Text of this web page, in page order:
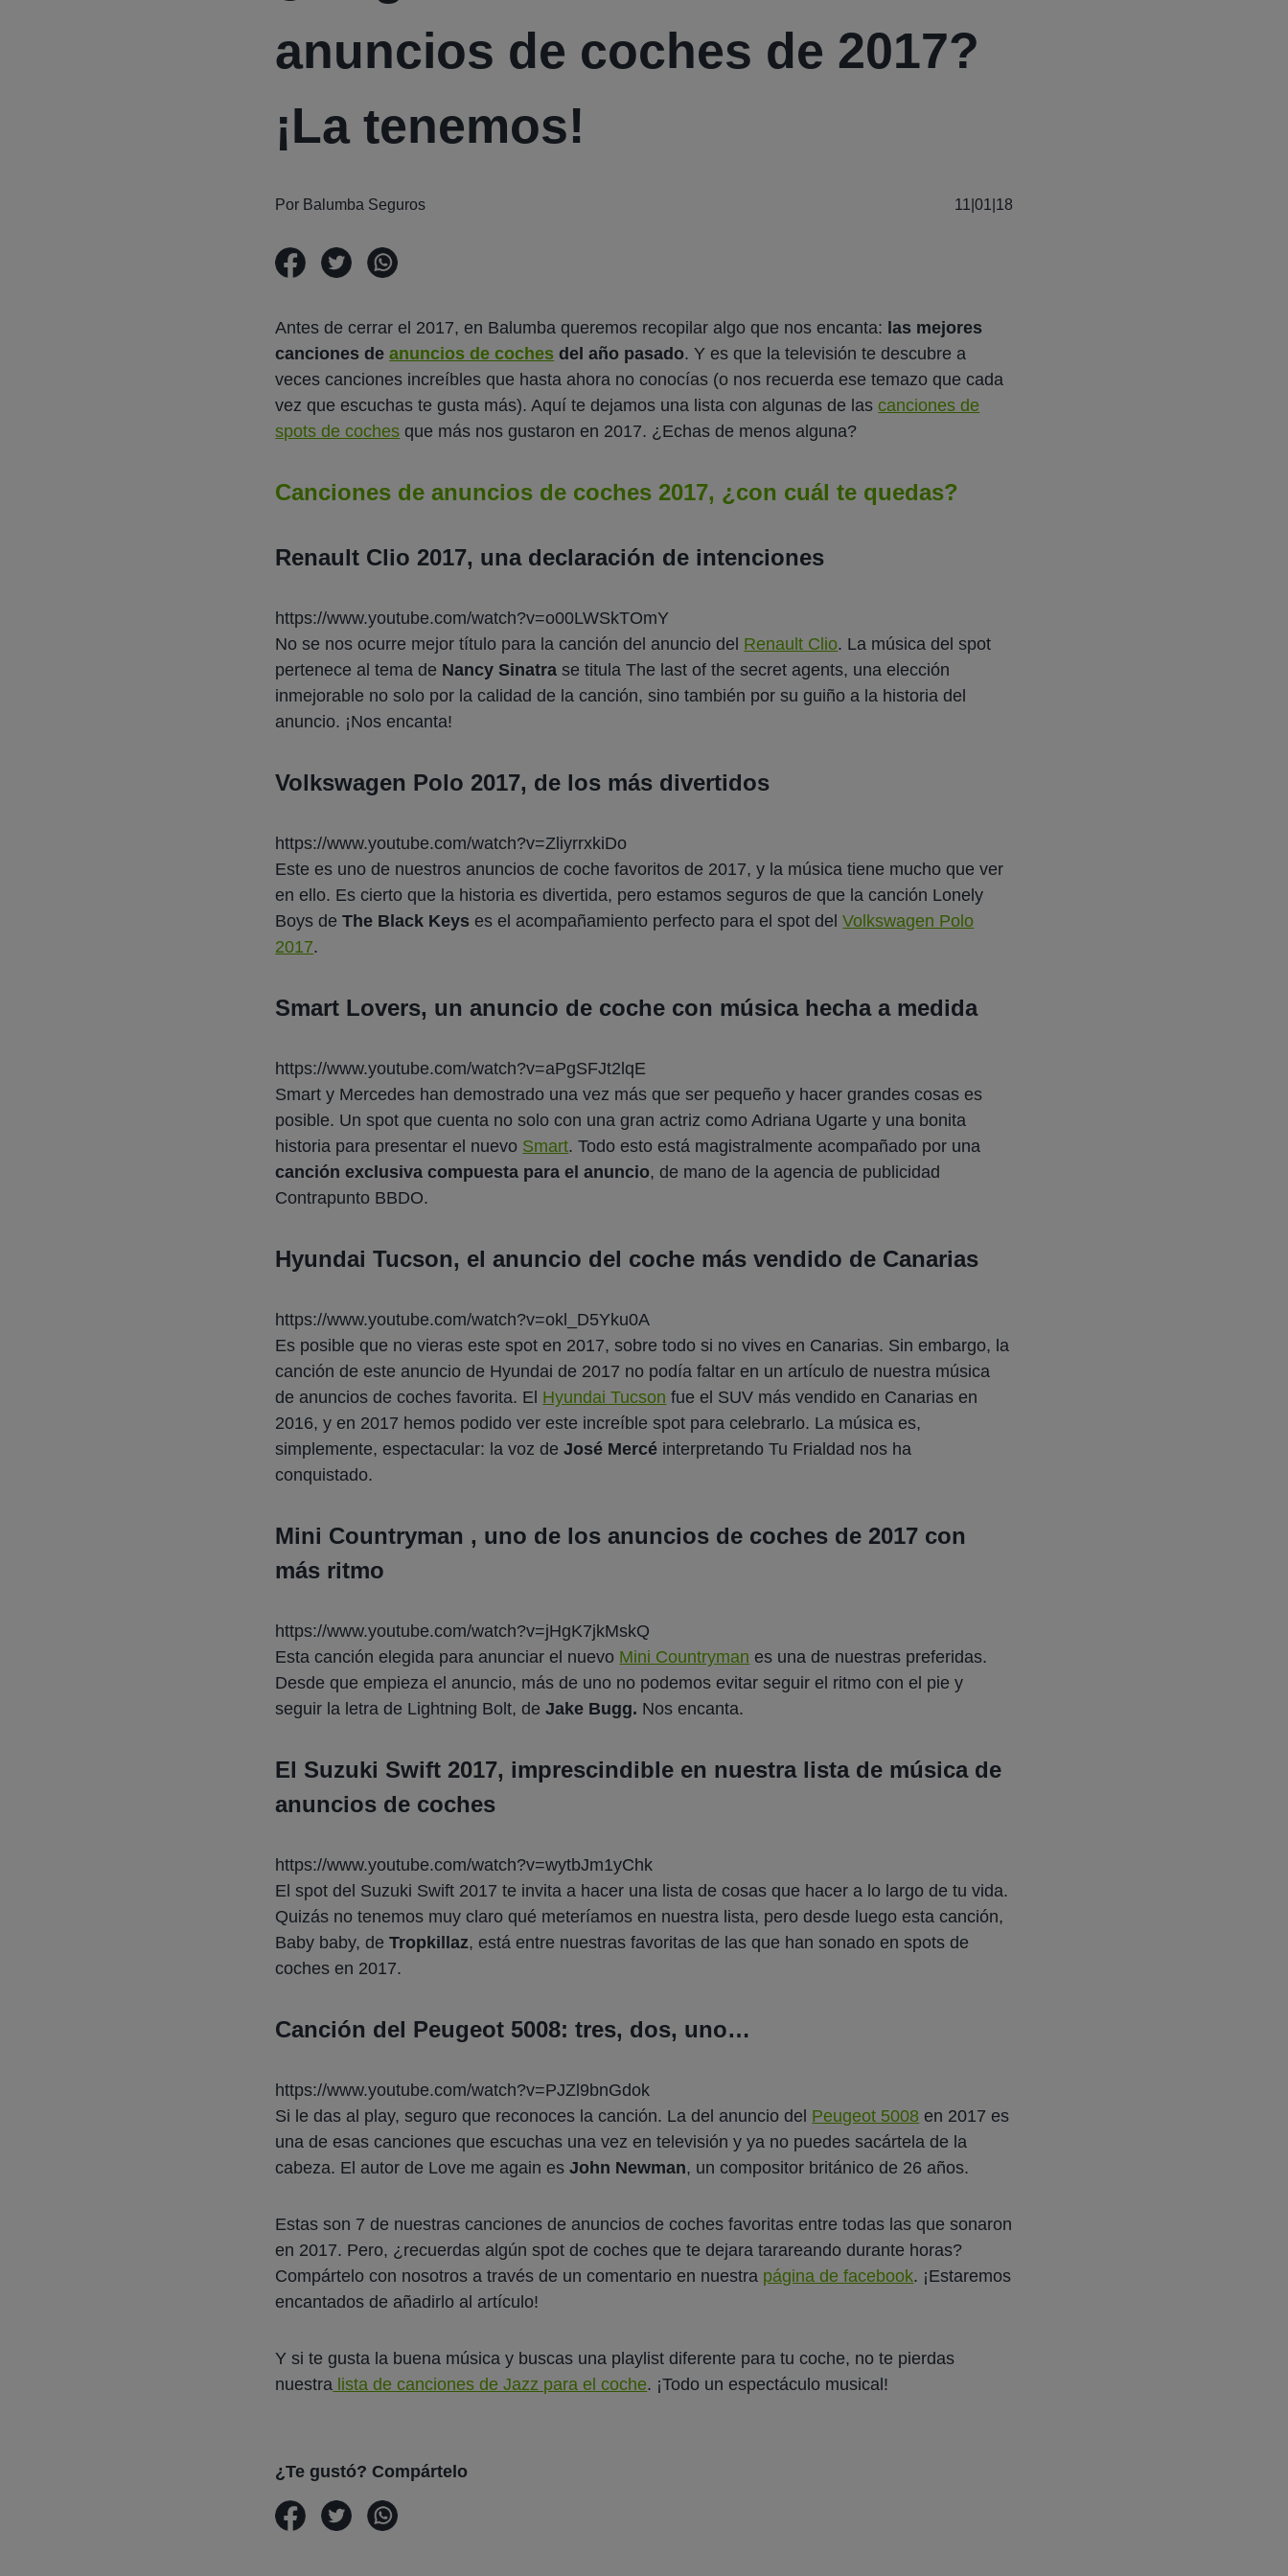
anuncios de coches de 2017?
¡La tenemos!
Por Balumba Seguros 11|01|18
Antes de cerrar el 2017, en Balumba queremos recopilar algo que nos encanta: las mejores
canciones deanuncios de coches del año pasado. Y es que la televisión te descubre a
veces canciones increíbles que hasta ahora no conocías (o nos recuerda esetemazo que cada
vez que escuchas te gusta más). Aquí te dejamos una lista con algunas de lascanciones de
spots de coches que más nos gustaron en 2017. ¿Echas de menos alguna?
Canciones de anuncios de coches 2017, ¿con cuál te quedas?
Renault Clio 2017, una declaración de intenciones
https://www.youtube.com/watch?v=o00LWSkTOmY
No se nos ocurre mejor título para la canción del anuncio del Renault Clio. La música del spot
pertenece al tema de Nancy Sinatra se titula The last of the secret agents, una elección
inmejorable no solo por la calidad de la canción, sino también por su guiño a la historia del
anuncio. ¡Nos encanta!
Volkswagen Polo 2017, de los más divertidos
https://www.youtube.com/watch?v=ZliyrrxkiDo
Este es uno de nuestros anuncios de coche favoritos de 2017, y la música tiene mucho que ver
en ello. Es cierto que la historia es divertida, pero estamos seguros de que la canción Lonely
Boys de The Black Keys es el acompañamiento perfecto para el spot delVolkswagen Polo
2017.
Smart Lovers, un anuncio de coche con música hecha a medida
https://www.youtube.com/watch?v=aPgSFJt2lqE
Smart y Mercedes han demostrado una vez más que ser pequeño y hacer grandes cosas es
posible. Un spot que cuenta no solo con una gran actriz como Adriana Ugarte y una bonita
historia para presentar el nuevo Smart. Todo esto está magistralmente acompañado por una
canción exclusiva compuesta para el anuncio, de mano de la agencia de publicidad
Contrapunto BBDO.
Hyundai Tucson, el anuncio del coche más vendido de Canarias
https://www.youtube.com/watch?v=okl_D5Yku0A
Es posible que no vieras este spot en 2017, sobre todo si no vives en Canarias. Sin embargo, la
canción de este anuncio de Hyundai de 2017 no podía faltar en un artículo de nuestra música
de anuncios de coches favorita. El Hyundai Tucson fue el SUV más vendido en Canarias en
2016, y en 2017 hemos podido ver este increíble spot para celebrarlo. La música es,
simplemente, espectacular: la voz deJosé Mercé interpretandoTu Frialdad nos ha
conquistado.
Mini Countryman , uno de los anuncios de coches de 2017 con
más ritmo
https://www.youtube.com/watch?v=jHgK7jkMskQ
Esta canción elegida para anunciar el nuevo Mini Countryman es una de nuestras preferidas.
Desde que empieza el anuncio, más de uno no podemos evitar seguir el ritmo con el pie y
seguir la letra de Lightning Bolt,deJake Bugg. Nos encanta.
El Suzuki Swift 2017, imprescindible en nuestra lista de música de
anuncios de coches
https://www.youtube.com/watch?v=wytbJm1yChk
El spot del Suzuki Swift 2017 te invita a hacer una lista de cosas que hacer a lo largo de tu vida.
Quizás no tenemos muy claro qué meteríamos en nuestra lista, pero desde luego esta canción,
Baby baby, deTropkillaz, está entre nuestras favoritas de las que han sonado en spots de
coches en 2017.
Canción del Peugeot 5008: tres, dos, uno…
https://www.youtube.com/watch?v=PJZl9bnGdok
Si le das al play, seguro que reconoces la canción. La del anuncio del Peugeot 5008 en 2017 es
una de esas canciones que escuchas una vez en televisión y ya no puedes sacártela de la
cabeza. El autor de Love me again esJohn Newman, un compositor británico de 26 años.
Estas son 7 de nuestras canciones de anuncios de coches favoritas entre todas las que sonaron
en 2017. Pero, ¿recuerdas algún spot de coches que te dejara tarareando durante horas?
Compártelo con nosotros a través de un comentario en nuestra página de facebook. ¡Estaremos
encantados de añadirlo al artículo!
Y si te gusta la buena música y buscas una playlist diferente para tu coche, no te pierdas
nuestra lista de canciones de Jazz para el coche. ¡Todo un espectáculo musical!
¿Te gustó? Compártelo